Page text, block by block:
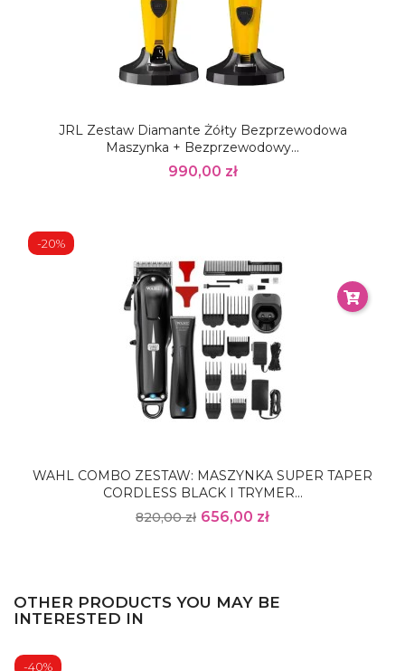
JRL Zestaw Diamante Żółty Bezprzewodowa
Maszynka + Bezprzewodowy...
990,00 zł
WAHL COMBO ZESTAW: MASZYNKA SUPER TAPER
CORDLESS BLACK I TRYMER...
820,00 zł 656,00 zł
-20%
OTHER PRODUCTS YOU MAY BE
INTERESTED IN
-40%